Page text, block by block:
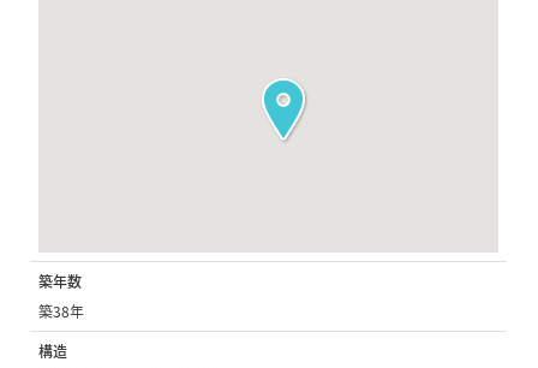
築年数
築38年
構造